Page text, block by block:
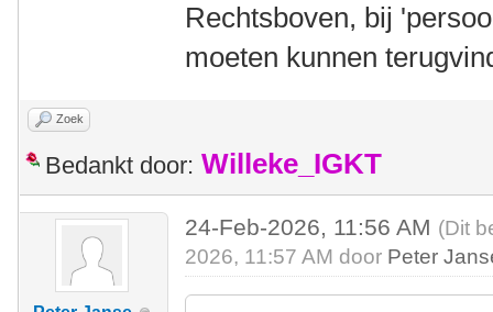
Rechtsboven, bij
moeten kunnen
Zoek
Bedankt door: Willeke_IGKT
24-Feb-2026, 11:56 AM (Dit
2026, 11:57 AM door Peter